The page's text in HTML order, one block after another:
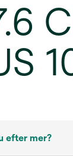
efter mer?